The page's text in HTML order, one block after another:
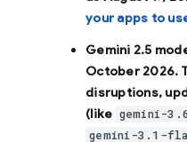
your apps to
Gemini 2.5
October 2026.
disruptions,
(like gemini-
gemini-3.1-